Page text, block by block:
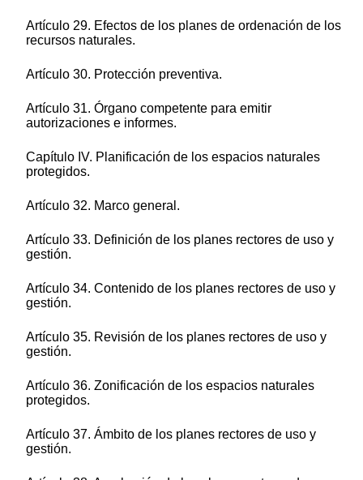
Artículo 29. Efectos de los planes de ordenación de los
recursos naturales.
Artículo 30. Protección preventiva.
Artículo 31. Órgano competente para emitir
autorizaciones e informes.
Capítulo IV. Planificación de los espacios naturales
protegidos.
Artículo 32. Marco general.
Artículo 33. Definición de los planes rectores de uso y
gestión.
Artículo 34. Contenido de los planes rectores de uso y
gestión.
Artículo 35. Revisión de los planes rectores de uso y
gestión.
Artículo 36. Zonificación de los espacios naturales
protegidos.
Artículo 37. Ámbito de los planes rectores de uso y
gestión.